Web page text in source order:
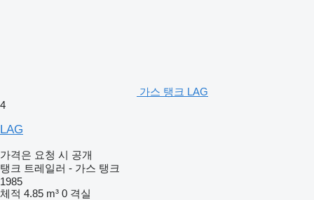
가스 탱크 LAG
4
LAG
가격은 요청 시 공개
탱크 트레일러 - 가스 탱크
1985
체적 4.85 m³ 0 격실